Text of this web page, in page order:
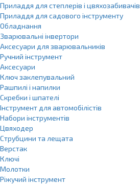
Приладдя для степлерів і цвяхозабивачів
Приладдя для садового інструменту
Обладнання
Зварювальні інвертори
Аксесуари для зварювальників
Ручний інструмент
Аксесуари
Ключ заклепувальний
Рашпилі і напилки
Скребки і шпателі
Інструмент для автомобілістів
Набори інструментів
Цвяходер
Струбцини та лещата
Верстак
Ключі
Молотки
Ріжучий інструмент